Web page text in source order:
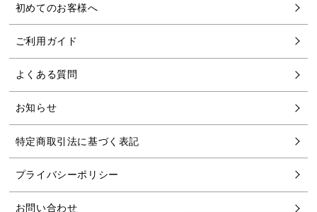
初めてのお客様へ
ご利用ガイド
よくある質問
お知らせ
特定商取引法に基づく表記
プライバシーポリシー
お問い合わせ